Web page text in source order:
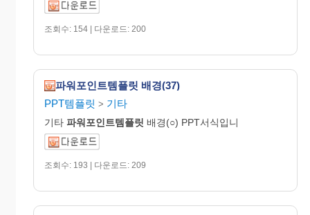
조회수: 154 | 다운로드: 200
파워포인트템플릿 배경(37)
PPT템플릿 > 기타
기타 파워포인트템플릿 배경(○) PPT서식입니
조회수: 193 | 다운로드: 209